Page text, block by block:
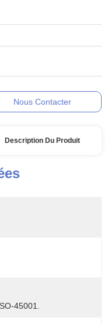
Nous Contacter
Description Du Produit
45001.